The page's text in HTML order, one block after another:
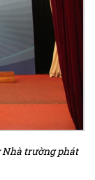
Nhà trường phát